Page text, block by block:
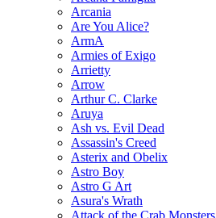
Arcania
Are You Alice?
ArmA
Armies of Exigo
Arrietty
Arrow
Arthur C. Clarke
Aruya
Ash vs. Evil Dead
Assassin's Creed
Asterix and Obelix
Astro Boy
Astro G Art
Asura's Wrath
Attack of the Crab Monsters